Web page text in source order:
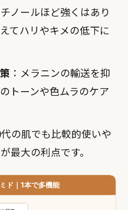
チノールほど強くはあり
てハリやキメの低下に
：メラニンの輸送を抑
トーンや色ムラのケア
の肌でも比較的使いや
最大の利点です。